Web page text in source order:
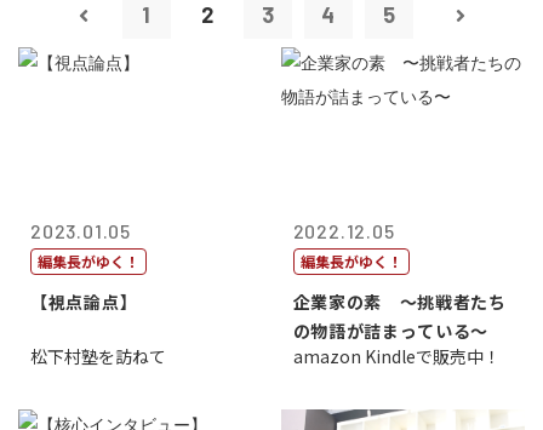
1 2 3 4 5
2023.01.05
編集長がゆく！
【視点論点】
松下村塾を訪ねて
2022.12.05
編集長がゆく！
企業家の素 〜挑戦者たち
の物語が詰まっている〜
amazon Kindleで販売中！